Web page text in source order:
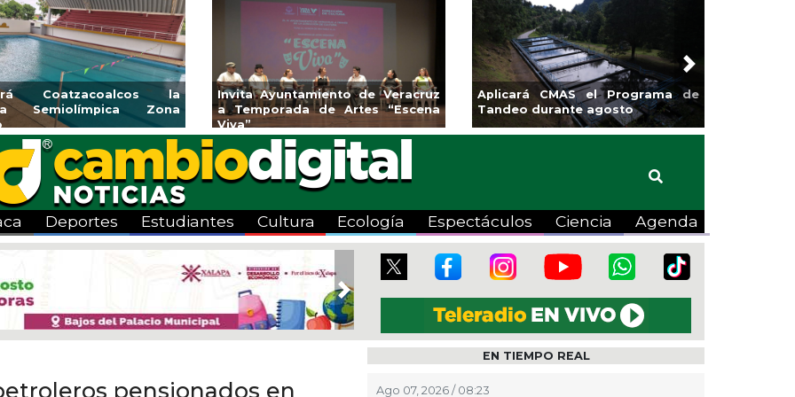
la
Emprendedores de Xalapa
exponen en Mercadito
Bicentenario
Coatzacoalcos impulsa la
halterofilia con la Copa Coyote
2026
Continúa Coatza Vive el
2026 con cine,
lúdicas y expo
Next
Deportes Estudiantes Cultura Ecología Espectáculos Ciencia Agenda
Next
pensionados en
EN TIEMPO REAL
Ago 07, 2026 / 08:23